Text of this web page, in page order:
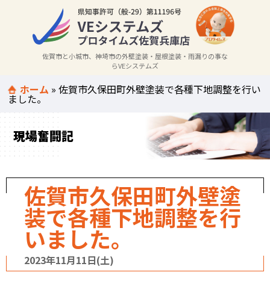
佐賀市と小城市、神埼市の外壁塗装・屋根塗装・雨漏りの事な
らVEシステムズ
ホーム »佐賀市久保田町外壁塗装で各種下地調整を行い
ました。
現場奮闘記
佐賀市久保田町外壁塗
装で各種下地調整を行
いました。
2023年11月11日(土)